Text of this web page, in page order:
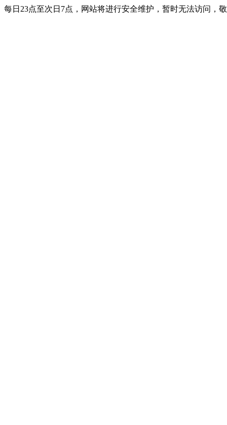
每日23点至次日7点，网站将进行安全维护，暂时无法访问，